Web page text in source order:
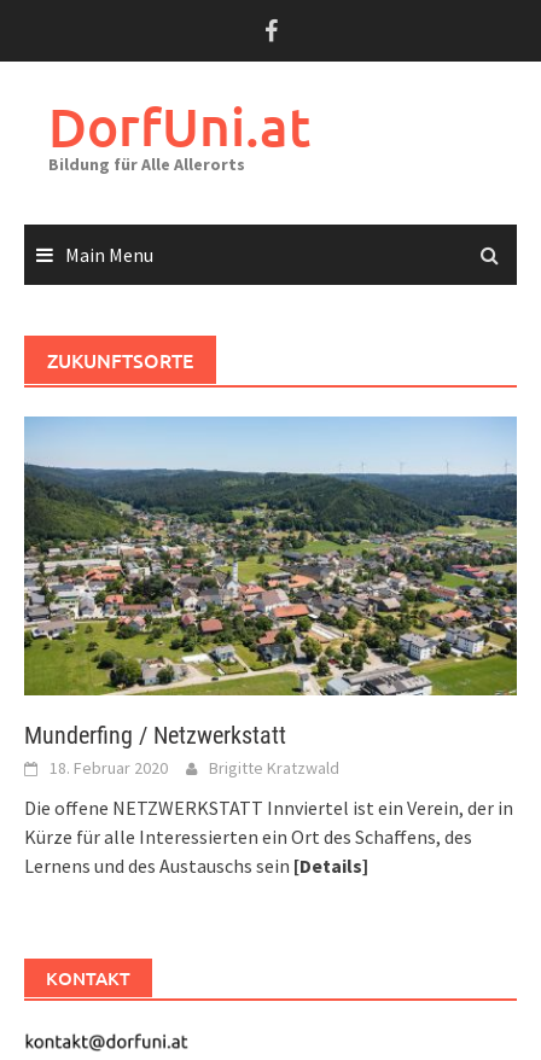
DorfUni.at
Bildung für Alle Allerorts
Main Menu
ZUKUNFTSORTE
Munderfing / Netzwerkstatt
18. Februar 2020 Brigitte Kratzwald
Die offene NETZWERKSTATT Innviertel ist ein Verein, der in
Kürze für alle Interessierten ein Ort des Schaffens, des
Lernens und des Austauschs sein [Details]
KONTAKT